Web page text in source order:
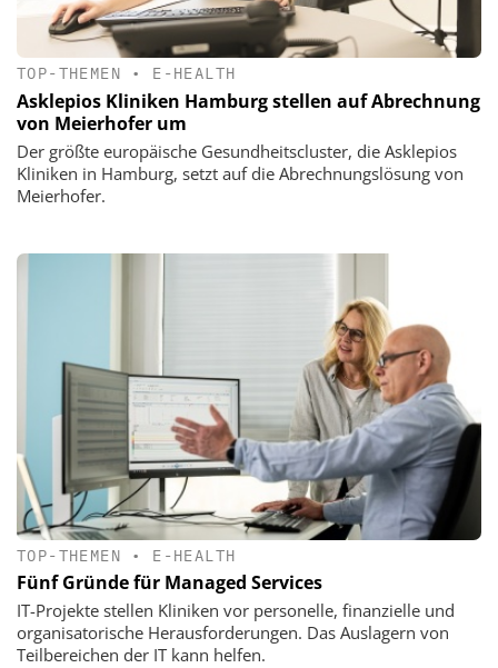
TOP-THEMEN • E-HEALTH
Asklepios Kliniken Hamburg stellen auf Abrechnung
von Meierhofer um
Der größte europäische Gesundheitscluster, die Asklepios
Kliniken in Hamburg, setzt auf die Abrechnungslösung von
Meierhofer.
TOP-THEMEN • E-HEALTH
Fünf Gründe für Managed Services
IT-Projekte stellen Kliniken vor personelle, finanzielle und
organisatorische Herausforderungen. Das Auslagern von
Teilbereichen der IT kann helfen.